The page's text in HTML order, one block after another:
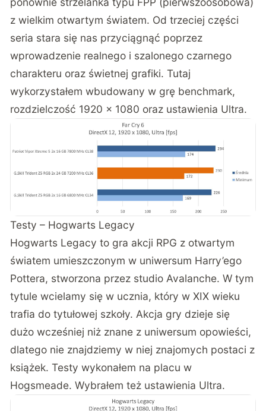
z wielkim otwartym światem. Od trzeciej części
seria stara się nas przyciągnąć poprzez
wprowadzenie realnego i szalonego czarnego
charakteru oraz świetnej grafiki. Tutaj
wykorzystałem wbudowany w grę benchmark,
rozdzielczość 1920 x 1080 oraz ustawienia Ultra.
Testy – Hogwarts Legacy
Hogwarts Legacy to gra akcji RPG z otwartym
światem umieszczonym w uniwersum Harry’ego
Pottera, stworzona przez studio Avalanche. W tym
tytule wcielamy się w ucznia, który w XIX wieku
trafia do tytułowej szkoły. Akcja gry dzieje się
dużo wcześniej niż znane z uniwersum opowieści,
dlatego nie znajdziemy w niej znajomych postaci z
książek. Testy wykonałem na placu w
Hogsmeade. Wybrałem też ustawienia Ultra.